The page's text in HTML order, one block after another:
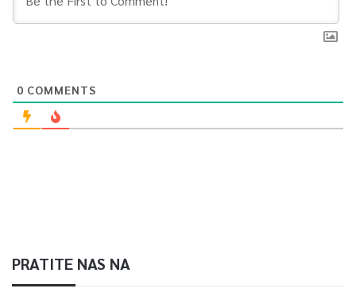
0 COMMENTS
PRATITE NAS NA